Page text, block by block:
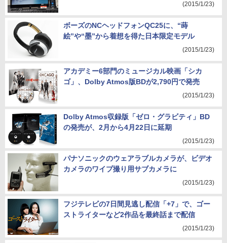
(2015/1/23)
ボーズのNCヘッドフォンQC25に、“蒔
絵”や“墨”から着想を得た日本限定モデル
(2015/1/23)
アカデミー6部門のミュージカル映画「シカ
ゴ」、Dolby Atmos版BDが2,790円で発売
(2015/1/23)
Dolby Atmos収録版「ゼロ・グラビティ」BD
の発売が、2月から4月22日に延期
(2015/1/23)
パナソニックのウェアラブルカメラが、ビデオ
カメラのワイプ撮り用サブカメラに
(2015/1/23)
フジテレビの7日間見逃し配信「+7」で、ゴー
ストライターなど2作品を最終話まで配信
(2015/1/23)